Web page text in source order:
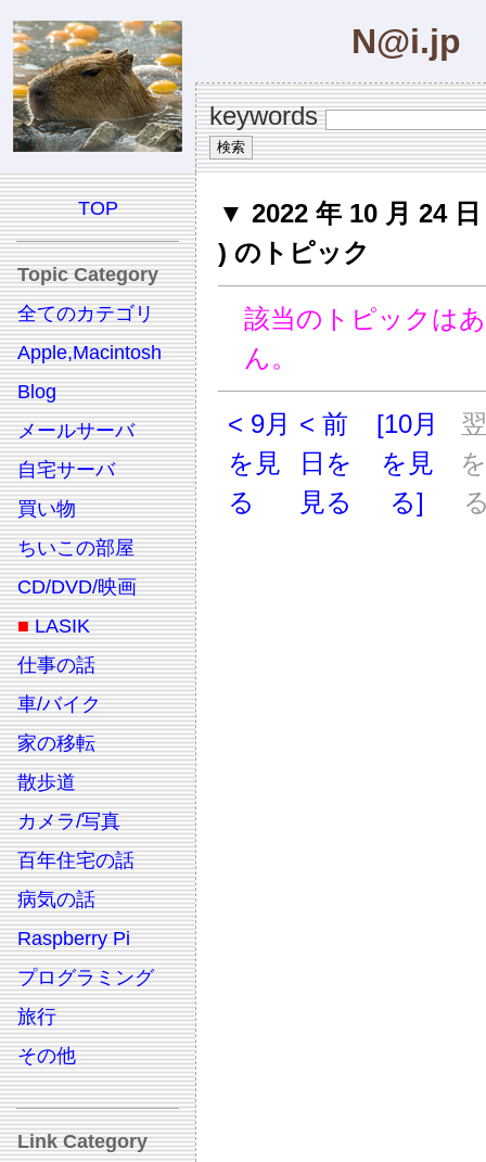
N@i.jp
keywords
TOP
Topic Category
全てのカテゴリ
Apple,Macintosh
Blog
メールサーバ
自宅サーバ
買い物
ちいこの部屋
CD/DVD/映画
■ LASIK
仕事の話
車/バイク
家の移転
散歩道
カメラ/写真
百年住宅の話
病気の話
Raspberry Pi
プログラミング
旅行
その他
Link Category
▼ 2022 年 10 月 24
) のトピック
該当のトピックは
ん。
< 9月
を見
る
< 前
日を
見る
[10月
を見
る]